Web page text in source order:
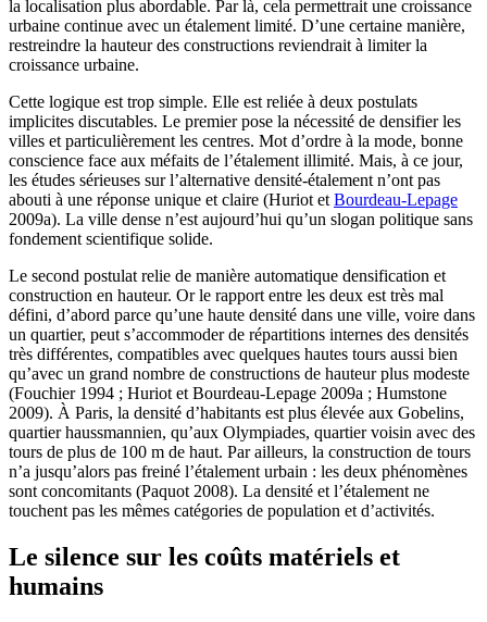
la localisation plus abordable. Par là, cela permettrait une croissance
urbaine continue avec un étalement limité. D’une certaine manière,
restreindre la hauteur des constructions reviendrait à limiter la
croissance urbaine.
Cette logique est trop simple. Elle est reliée à deux postulats
implicites discutables. Le premier pose la nécessité de densifier les
villes et particulièrement les centres. Mot d’ordre à la mode, bonne
conscience face aux méfaits de l’étalement illimité. Mais, à ce jour,
les études sérieuses sur l’alternative densité-étalement n’ont pas
abouti à une réponse unique et claire (Huriot etBourdeau-Lepage
2009a). La ville dense n’est aujourd’hui qu’un slogan politique sans
fondement scientifique solide.
Le second postulat relie de manière automatique densification et
construction en hauteur. Or le rapport entre les deux est très mal
défini, d’abord parce qu’une haute densité dans une ville, voire dans
un quartier, peut s’accommoder de répartitions internes des densités
très différentes, compatibles avec quelques hautes tours aussi bien
qu’avec un grand nombre de constructions de hauteur plus modeste
(Fouchier 1994 ; Huriot et Bourdeau-Lepage 2009a ; Humstone
2009). À Paris, la densité d’habitants est plus élevée aux Gobelins,
quartier haussmannien, qu’aux Olympiades, quartier voisin avec des
tours de plus de 100 m de haut. Par ailleurs, la construction de tours
n’a jusqu’alors pas freiné l’étalement urbain : les deux phénomènes
sont concomitants (Paquot 2008). La densité et l’étalement ne
touchent pas les mêmes catégories de population et d’activités.
Le silence sur les coûts matériels et
humains